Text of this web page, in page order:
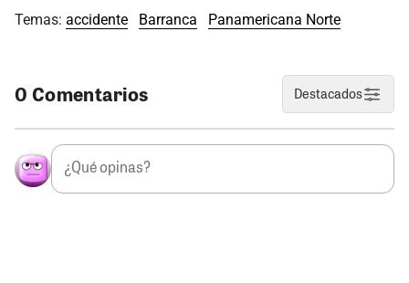
Temas: accidente Barranca Panamericana Norte
0 Comentarios Destacados